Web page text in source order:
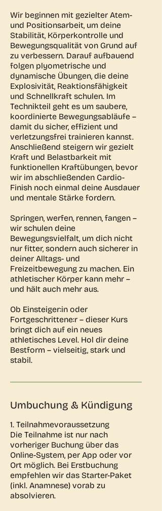
Wir beginnen mit gezielter Atem-
und Positionsarbeit, um deine
Stabilität, Körperkontrolle und
Bewegungsqualität von Grund auf
zu verbessern. Darauf aufbauend
folgen plyometrische und
dynamische Übungen, die deine
Explosivität, Reaktionsfähigkeit
und Schnellkraft schulen. Im
Technikteil geht es um saubere,
koordinierte Bewegungsabläufe –
damit du sicher, effizient und
verletzungsfrei trainieren kannst.
Anschließend steigern wir gezielt
Kraft und Belastbarkeit mit
funktionellen Kraftübungen, bevor
wir im abschließenden Cardio-
Finish noch einmal deine Ausdauer
und mentale Stärke fordern.
Springen, werfen, rennen, fangen –
wir schulen deine
Bewegungsvielfalt, um dich nicht
nur fitter, sondern auch sicherer in
deiner Alltags- und
Freizeitbewegung zu machen. Ein
athletischer Körper kann mehr –
und hält auch mehr aus.
Ob Einsteiger:in oder
Fortgeschrittene:r – dieser Kurs
bringt dich auf ein neues
athletisches Level. Hol dir deine
Bestform – vielseitig, stark und
stabil.
Umbuchung & Kündigung
1. Teilnahmevoraussetzung
Die Teilnahme ist nur nach
vorheriger Buchung über das
Online-System, per App oder vor
Ort möglich. Bei Erstbuchung
empfehlen wir das Starter-Paket
(inkl. Anamnese) vorab zu
absolvieren.